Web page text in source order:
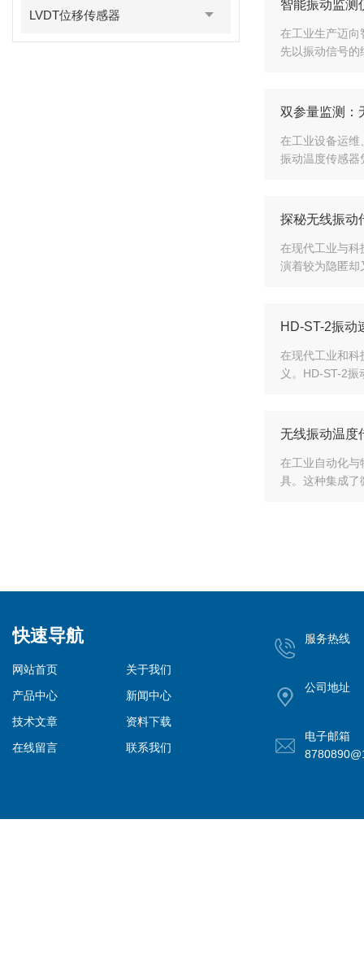
LVDT位移传感器
智能振动监测
在工业生产迈向
先以振动信号的
双参量监测：
在工业设备运维
振动温度传感器
探秘无线振动
在现代工业与科
演着较为隐匿却
HD-ST-2振动
在现代工业和科
义。HD-ST-2
无线振动温度
在工业自动化与
具。这种集成了
快速导航
网站首页
关于我们
产品中心
新闻中心
技术文章
资料下载
在线留言
联系我们
服务热线
公司地址
电子邮箱